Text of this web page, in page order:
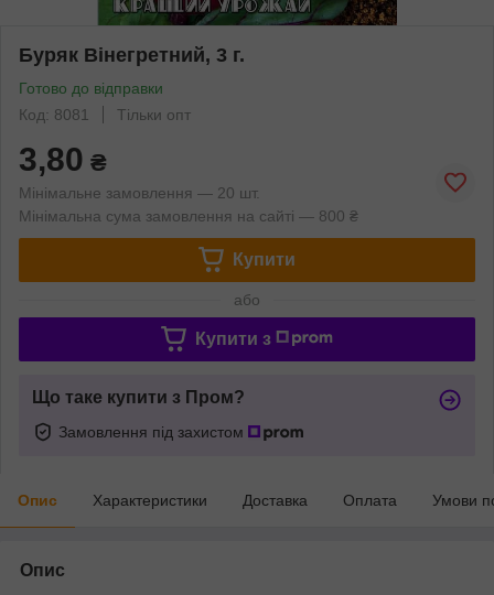
Буряк Вінегретний, 3 г.
Готово до відправки
Код: 8081
Тільки опт
3,80 ₴
Мінімальне замовлення — 20 шт.
Мінімальна сума замовлення на сайті — 800 ₴
Купити
або
Купити з
Що таке купити з Пром?
Замовлення під захистом
Опис Характеристики Доставка Оплата Умови
Опис